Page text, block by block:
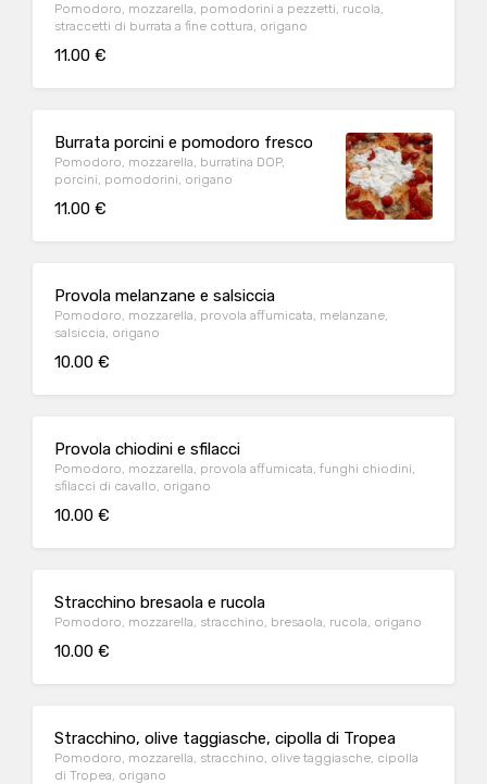
Pomodoro, mozzarella, pomodorini a pezzetti, rucola,
straccetti di burrata a fine cottura, origano
11.00 €
Burrata porcini e pomodoro fresco
Pomodoro, mozzarella, burratina DOP,
porcini, pomodorini, origano
11.00 €
Provola melanzane e salsiccia
Pomodoro, mozzarella, provola affumicata, melanzane,
salsiccia, origano
10.00 €
Provola chiodini e sfilacci
Pomodoro, mozzarella, provola affumicata, funghi chiodini,
sfilacci di cavallo, origano
10.00 €
Stracchino bresaola e rucola
Pomodoro, mozzarella, stracchino, bresaola, rucola, origano
10.00 €
Stracchino, olive taggiasche, cipolla di Tropea
Pomodoro, mozzarella, stracchino, olive taggiasche, cipolla
di Tropea, origano